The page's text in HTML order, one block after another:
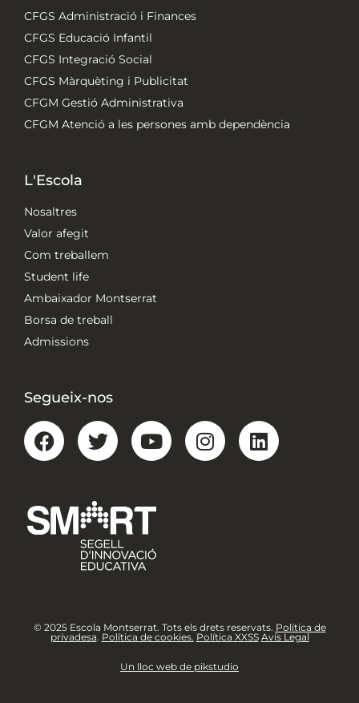
CFGS Administració i Finances
CFGS Educació Infantil
CFGS Integració Social
CFGS Màrquèting i Publicitat
CFGM Gestió Administrativa
CFGM Atenció a les persones amb dependència
L'Escola
Nosaltres
Valor afegit
Com treballem
Student life
Ambaixador Montserrat
Borsa de treball
Admissions
Segueix-nos
© 2025 Escola Montserrat. Tots els drets reservats. Política de
privadesa. Política de cookies. Política XXSS Avís Legal
Un lloc web de pikstudio